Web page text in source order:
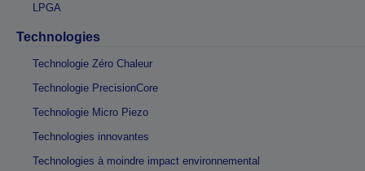
LPGA
Technologies
Technologie Zéro Chaleur
Technologie PrecisionCore
Technologie Micro Piezo
Technologies innovantes
Technologies à moindre impact environnemental